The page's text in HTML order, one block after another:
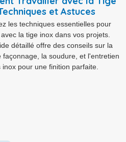
et Astuces
les techniques essentielles pour
la tige inox dans vos projets.
détaillé offre des conseils sur la
façonnage, la soudure, et l'entretien
inox pour une finition parfaite.